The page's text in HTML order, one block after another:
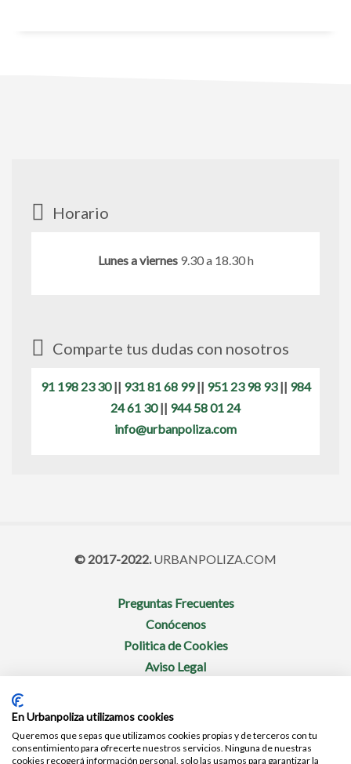
Horario
Lunes a viernes9.30 a 18.30 h
Comparte tus dudas con nosotros
91 198 23 30|| 931 81 68 99|| 951 23 98 93|| 984
24 61 30|| 944 58 01 24
info@urbanpoliza.com
© 2017-2022.URBANPOLIZA.COM
Preguntas Frecuentes
Conócenos
Politica de Cookies
Aviso Legal
No te pierdas nuestras promociones
En Urbanpoliza utilizamos cookies
Queremos que sepas que utilizamos cookies propias y de terceros con tu
consentimiento para ofrecerte nuestros servicios. Ninguna de nuestras
cookies recogerá información personal, solo las usamos para garantizar la